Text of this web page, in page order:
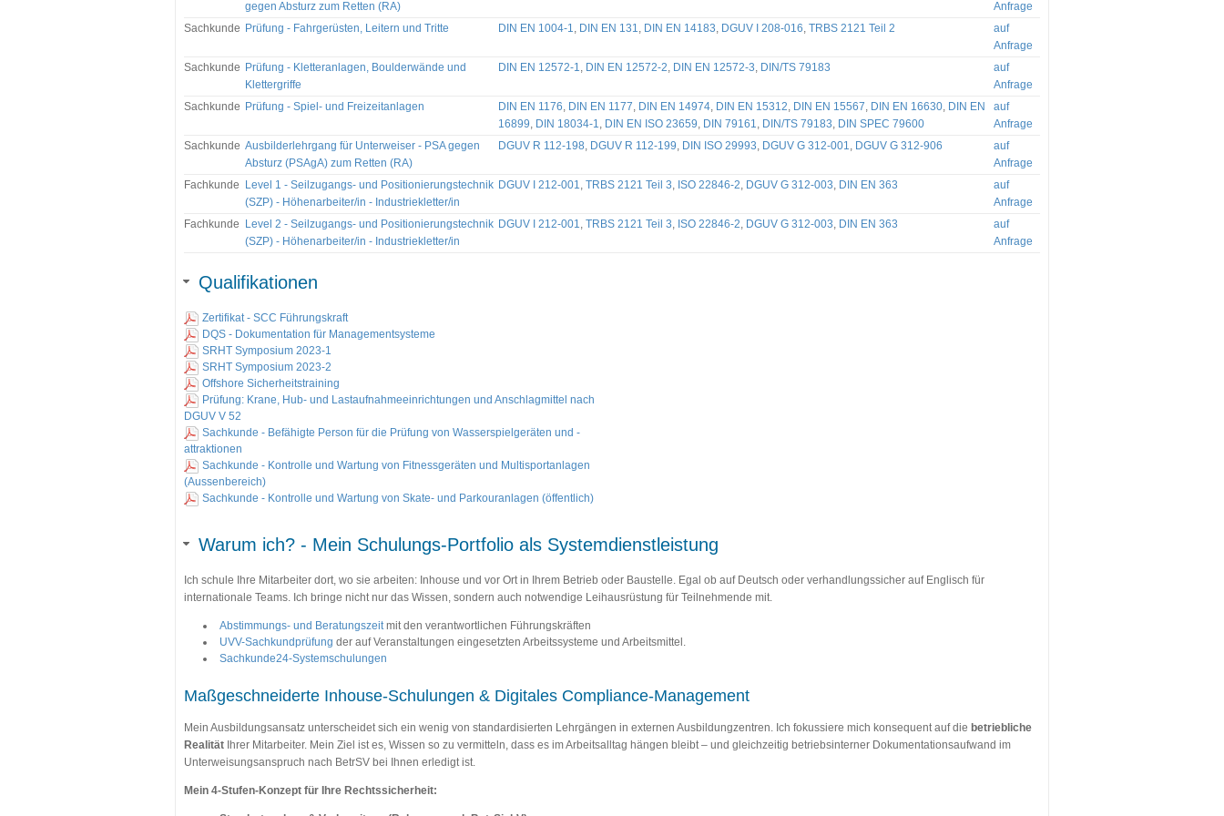
gegen Absturz zum Retten (RA)
Anfrage
Sachkunde Prüfung - Fahrgerüsten, Leitern und Tritte DIN EN 1004-1, DIN EN 131, DIN EN 14183, DGUV I 208-016, TRBS 2121 Teil 2
auf
Anfrage
Sachkunde Prüfung - Kletteranlagen, Boulderwände und
Klettergriffe
DIN EN 12572-1, DIN EN 12572-2, DIN EN 12572-3, DIN/TS 79183
auf
Anfrage
Sachkunde Prüfung - Spiel- und Freizeitanlagen DIN EN 1176, DIN EN 1177, DIN EN 14974, DIN EN 15312, DIN EN 15567, DIN EN 16630, DIN EN
16899, DIN 18034-1, DIN EN ISO 23659, DIN 79161, DIN/TS 79183, DIN SPEC 79600
auf
Anfrage
Sachkunde Ausbilderlehrgang für Unterweiser - PSA gegen
Absturz (PSAgA) zum Retten (RA)
DGUV R 112-198, DGUV R 112-199, DIN ISO 29993, DGUV G 312-001, DGUV G 312-906
auf
Anfrage
Fachkunde
Level 1 - Seilzugangs- und Positionierungstechnik
(SZP) - Höhenarbeiter/in - Industriekletter/in
DGUV I 212-001, TRBS 2121 Teil 3, ISO 22846-2, DGUV G 312-003, DIN EN 363
auf
Anfrage
Fachkunde
Level 2 - Seilzugangs- und Positionierungstechnik
(SZP) - Höhenarbeiter/in - Industriekletter/in
DGUV I 212-001, TRBS 2121 Teil 3, ISO 22846-2, DGUV G 312-003, DIN EN 363
auf
Anfrage
Qualifikationen
Zertifikat - SCC Führungskraft
DQS - Dokumentation für Managementsysteme
SRHT Symposium 2023-1
SRHT Symposium 2023-2
Offshore Sicherheitstraining
Prüfung: Krane, Hub- und Lastaufnahmeeinrichtungen und Anschlagmittel nach
DGUV V 52
Sachkunde - Befähigte Person für die Prüfung von Wasserspielgeräten und -
attraktionen
Sachkunde - Kontrolle und Wartung von Fitnessgeräten und Multisportanlagen
(Aussenbereich)
Sachkunde - Kontrolle und Wartung von Skate- und Parkouranlagen (öffentlich)
Warum ich? - Mein Schulungs-Portfolio als Systemdienstleistung
Ich schule Ihre Mitarbeiter dort, wo sie arbeiten: Inhouse und vor Ort in Ihrem Betrieb oder Baustelle. Egal ob auf Deutsch oder verhandlungssicher auf Englisch für
internationale Teams. Ich bringe nicht nur das Wissen, sondern auch notwendige Leihausrüstung für Teilnehmende mit.
Abstimmungs- und Beratungszeitmit den verantwortlichen Führungskräften
UVV-Sachkundprüfung der auf Veranstaltungen eingesetzten Arbeitssysteme und Arbeitsmittel.
Sachkunde24-Systemschulungen
Maßgeschneiderte Inhouse-Schulungen & Digitales Compliance-Management
Mein Ausbildungsansatz unterscheidet sich ein wenig von standardisierten Lehrgängen in externen Ausbildungzentren. Ich fokussiere mich konsequent auf die betriebliche
Realität Ihrer Mitarbeiter. Mein Ziel ist es, Wissen so zu vermitteln, dass es im Arbeitsalltag hängen bleibt – und gleichzeitig betriebsinterner Dokumentationsaufwand im
Unterweisungsanspruch nach BetrSV bei Ihnen erledigt ist.
Mein 4-Stufen-Konzept für Ihre Rechtssicherheit: